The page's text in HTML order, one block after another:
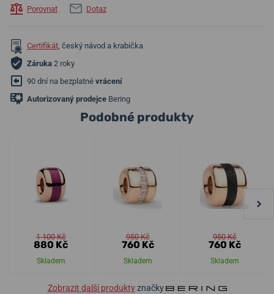
Porovnat Dotaz
Certifikát, český návod a krabička
Záruka 2 roky
90 dní na bezplatné vrácení
Autorizovaný prodejce Bering
Podobné produkty
1 100 Kč
880 Kč
Skladem
950 Kč
760 Kč
Skladem
950 Kč
760 Kč
Skladem
Zobrazit další produktyznačky